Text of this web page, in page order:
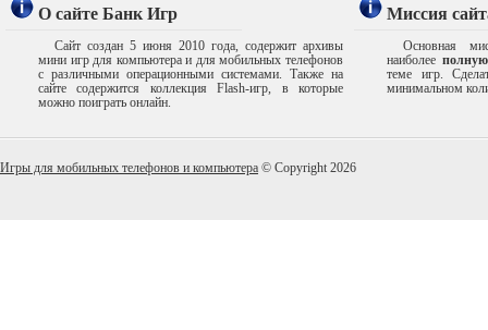
О сайте Банк Игр
Сайт создан 5 июня 2010 года, содержит архивы
мини игр для компьютера и для мобильных телефонов
с различными операционными системами. Также на
сайте содержится коллекция Flash-игр, в которые
можно поиграть онлайн.
Миссия
Основная
наиболее
теме игр.
минимальном
Игры для мобильных телефонов и компьютера © Copyright 2026